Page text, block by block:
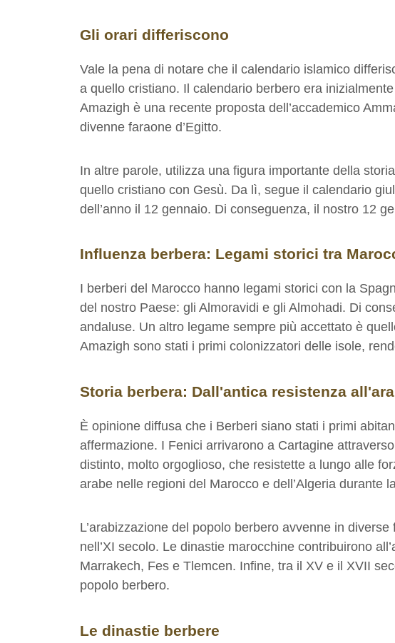
Gli orari differiscono
Vale la pena di notare che il calendario islamico
a quello cristiano. Il calendario berbero era
Amazigh è una recente proposta dell’accademico
divenne faraone d’Egitto.
In altre parole, utilizza una figura importante della
quello cristiano con Gesù. Da lì, segue il calendario
dell’anno il 12 gennaio. Di conseguenza, il nostro 12
Influenza berbera: Legami storici tra
I berberi del Marocco hanno legami storici con la
del nostro Paese: gli Almoravidi e gli Almohadi. Di
andaluse. Un altro legame sempre più accettato è
Amazigh sono stati i primi colonizzatori delle isole,
Storia berbera: Dall'antica resistenza
È opinione diffusa che i Berberi siano stati i primi
affermazione. I Fenici arrivarono a Cartagine
distinto, molto orgoglioso, che resistette a lungo alle
arabe nelle regioni del Marocco e dell’Algeria durante
L’arabizzazione del popolo berbero avvenne in
nell’XI secolo. Le dinastie marocchine contribuirono
Marrakech, Fes e Tlemcen. Infine, tra il XV e il XVII
popolo berbero.
Le dinastie berbere